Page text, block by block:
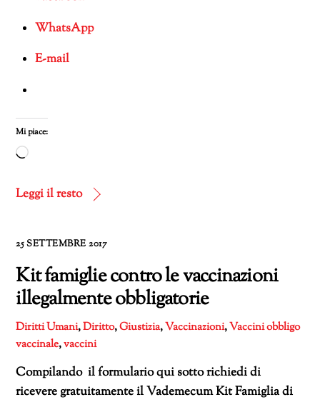
WhatsApp
E-mail
Mi piace:
Caricamento
corso…
Leggi il resto
25 SETTEMBRE 2017
Kit famiglie contro le vaccinazioni
illegalmente obbligatorie
Diritti Umani,Diritto,Giustizia,Vaccinazioni,Vacciniobbligo
vaccinale,vaccini
Compilando il formulario qui sotto richiedi di
ricevere gratuitamente il Vademecum Kit Famiglia di